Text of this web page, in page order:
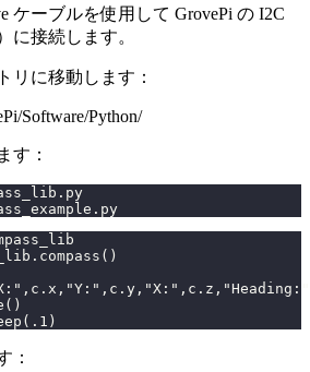
ケーブルを使用して GrovePi の I2C
に接続します。
リに移動します：
Software/Python/
す：
：